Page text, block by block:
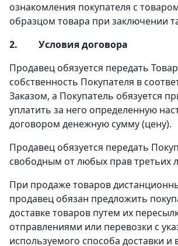
ознакомления покупателя с
образцом товара при заключении
2. Условия договора
Продавец обязуется передать
собственность Покупателя в
Заказом, а Покупатель обязуется
уплатить за него определенную
договором денежную сумму (цену).
Продавец обязуется передать
свободным от любых прав третьих
При продаже товаров
продавец обязан предложить
доставке товаров путем их
отправлениями или перевозки с
используемого способа доставки и